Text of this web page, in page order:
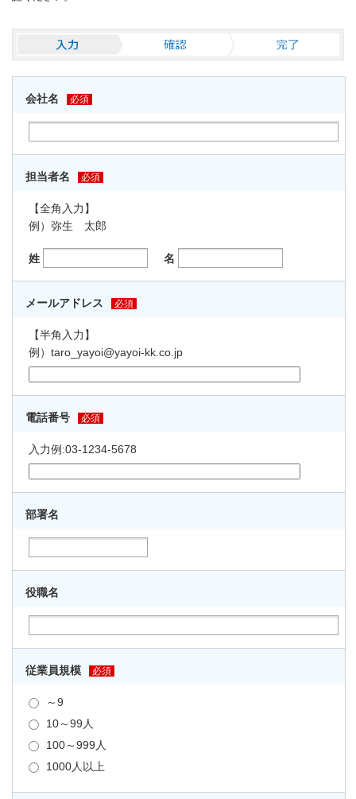
会社名 必須
担当者名 必須
【全角入力】
例）弥生 太郎
姓 名
メールアドレス 必須
【半角入力】
例）taro_yayoi@yayoi-kk.co.jp
電話番号 必須
入力例:03-1234-5678
部署名
役職名
従業員規模 必須
～9
10～99人
100～999人
1000人以上